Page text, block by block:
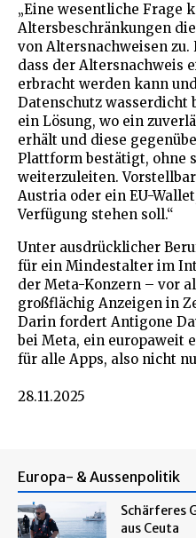
„Eine wesentliche Frage
Altersbeschränkungen
von Altersnachweisen
dass der Altersnachweis
erbracht werden kann
Datenschutz
ein Lösung, wo ein
erhält und diese
Plattform bestätigt, ohne
weiterzuleiten.
Austria oder ein EU-
Verfügung stehen soll.“
Unter ausdrücklicher
für ein Mindestalter im
der Meta-Konzern – vor
großflächig Anzeigen in
Darin fordert Antigone
bei Meta, ein europaweit
für alle Apps, also nicht
28.11.2025
Europa- & Aussenpolitik
Schärferes
aus Ceuta